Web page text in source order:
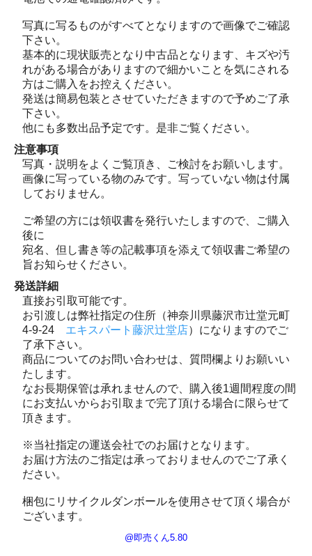
写真に写るものがすべてとなりますので画像でご確認
下さい。
基本的に現状販売となり中古品となります、キズや汚
れがある場合がありますので細かいことを気にされる
方はご購入をお控えください。
発送は簡易包装とさせていただきますので予めご了承
下さい。
他にも多数出品予定です。是非ご覧ください。
注意事項
写真・説明をよくご覧頂き、ご検討をお願いします。
画像に写っている物のみです。写っていない物は付属
しておりません。
ご希望の方には領収書を発行いたしますので、ご購入
後に
宛名、但し書き等の記載事項を添えて領収書ご希望の
旨お知らせください。
発送詳細
直接お引取可能です。
お引渡しは弊社指定の住所（神奈川県藤沢市辻堂元町
4-9-24 エキスパート藤沢辻堂店）になりますのでご
了承下さい。
商品についてのお問い合わせは、質問欄よりお願いい
たします。
なお長期保管は承れませんので、購入後1週間程度の間
にお支払いからお引取まで完了頂ける場合に限らせて
頂きます。
※当社指定の運送会社でのお届けとなります。
お届け方法のご指定は承っておりませんのでご了承く
ださい。
梱包にリサイクルダンボールを使用させて頂く場合が
ございます。
@即売くん5.80